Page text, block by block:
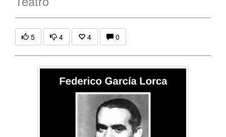
5 4 4 0